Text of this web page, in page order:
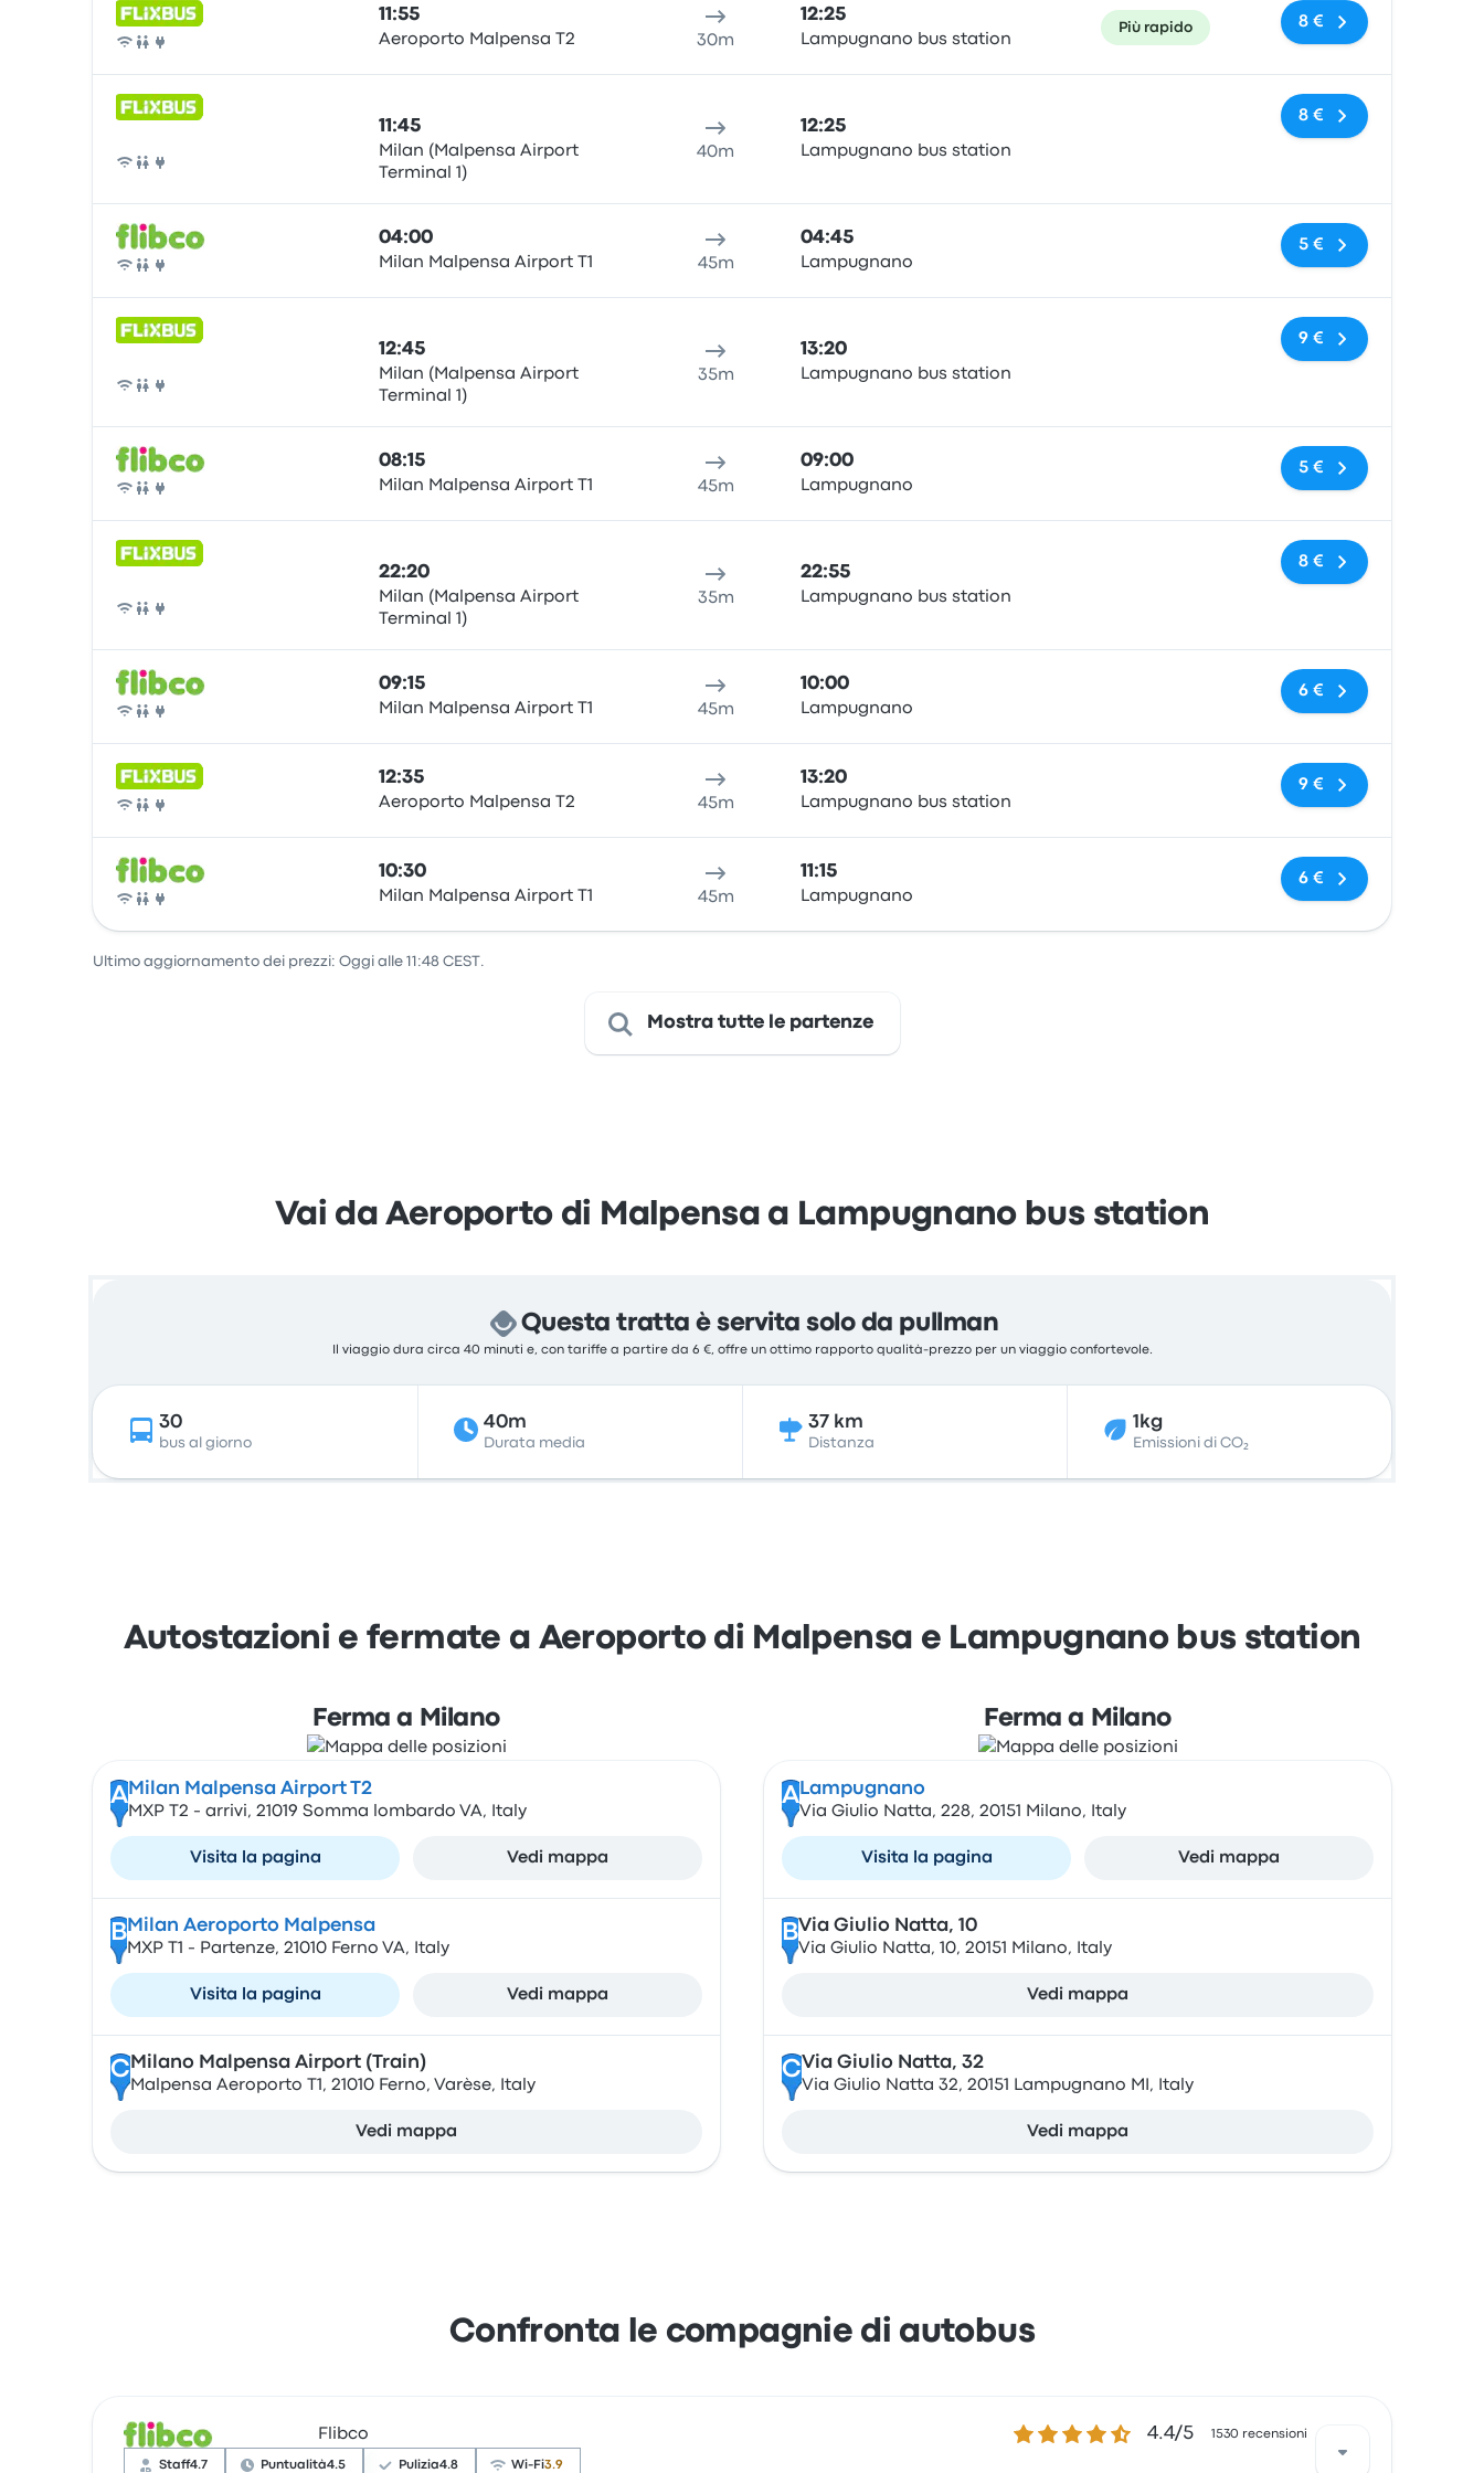
Pullman
11:55
Aeroporto Malpensa T2 30m
12:25
Lampugnano bus station
Più rapido 8 €
Pullman
11:45
Milan (Malpensa Airport
Terminal 1)
40m
12:25
Lampugnano bus station
Nessun tag
8 €
Pullman
04:00
Milan Malpensa Airport T1 45m
04:45
Lampugnano
Nessun tag
5 €
Pullman
12:45
Milan (Malpensa Airport
Terminal 1)
35m
13:20
Lampugnano bus station
Nessun tag
9 €
Pullman
08:15
Milan Malpensa Airport T1 45m
09:00
Lampugnano
Nessun tag
5 €
Pullman
22:20
Milan (Malpensa Airport
Terminal 1)
35m
22:55
Lampugnano bus station
Nessun tag
8 €
Pullman
09:15
Milan Malpensa Airport T1 45m
10:00
Lampugnano
Nessun tag
6 €
Pullman
12:35
Aeroporto Malpensa T2 45m
13:20
Lampugnano bus station
Nessun tag
9 €
Pullman
10:30
Milan Malpensa Airport T1 45m
11:15
Lampugnano
Nessun tag
6 €
Ultimo aggiornamento dei prezzi: Oggi alle 11:48 CEST.
Mostra tutte le partenze
Vai da Aeroporto di Malpensa a Lampugnano bus station
Questa tratta è servita solo da pullman
Il viaggio dura circa 40 minuti e, con tariffe a partire da 6 €, offre un ottimo rapporto qualità-prezzo per un viaggio confortevole.
30
bus al giorno
40m
Durata media
37 km
Distanza
1kg
Emissioni di CO₂
Autostazioni e fermate a Aeroporto di Malpensa e Lampugnano bus station
Ferma a Milano
A Milan Malpensa Airport T2
MXP T2 - arrivi, 21019 Somma lombardo VA, Italy
Visita la pagina Vedi mappa
B Milan Aeroporto Malpensa
MXP T1 - Partenze, 21010 Ferno VA, Italy
Visita la pagina Vedi mappa
CMilano Malpensa Airport (Train)
Malpensa Aeroporto T1, 21010 Ferno, Varèse, Italy
Vedi mappa
Ferma a Milano
A Lampugnano
Via Giulio Natta, 228, 20151 Milano, Italy
Visita la pagina Vedi mappa
BVia Giulio Natta, 10
Via Giulio Natta, 10, 20151 Milano, Italy
Vedi mappa
CVia Giulio Natta, 32
Via Giulio Natta 32, 20151 Lampugnano MI, Italy
Vedi mappa
Confronta le compagnie di autobus
Flibco 4.4 su 5 stelle 4.4/5 1530 recensioni
Staff4.7 Puntualità4.5 Pulizia4.8 Wi-Fi3.9